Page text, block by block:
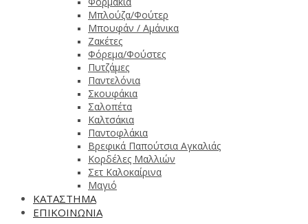
Μπλούζα/Φούτερ
Μπουφάν / Αμάνικα
Ζακέτες
Φόρεμα/Φούστες
Πυτζάμες
Παντελόνια
Σκουφάκια
Σαλοπέτα
Καλτσάκια
Παντοφλάκια
Βρεφικά Παπούτσια Αγκαλιάς
Κορδέλες Μαλλιών
Σετ Καλοκαίρινα
Μαγιό
ΚΑΤΑΣΤΗΜΑ
ΕΠΙΚΟΙΝΩΝΙΑ